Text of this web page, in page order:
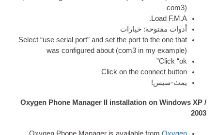
خيارات
Select “use seri­al port” and set the port to
was con­figured about(com3 in
Click on the
Oxygen Phone Manager II installation